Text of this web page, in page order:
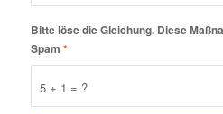
5 + 1 = ?
Bitte löse die Gleichung. Diese
Spam *